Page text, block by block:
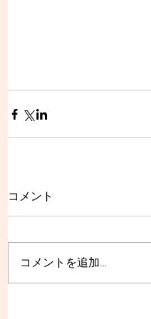
コメント
コメントを追加…